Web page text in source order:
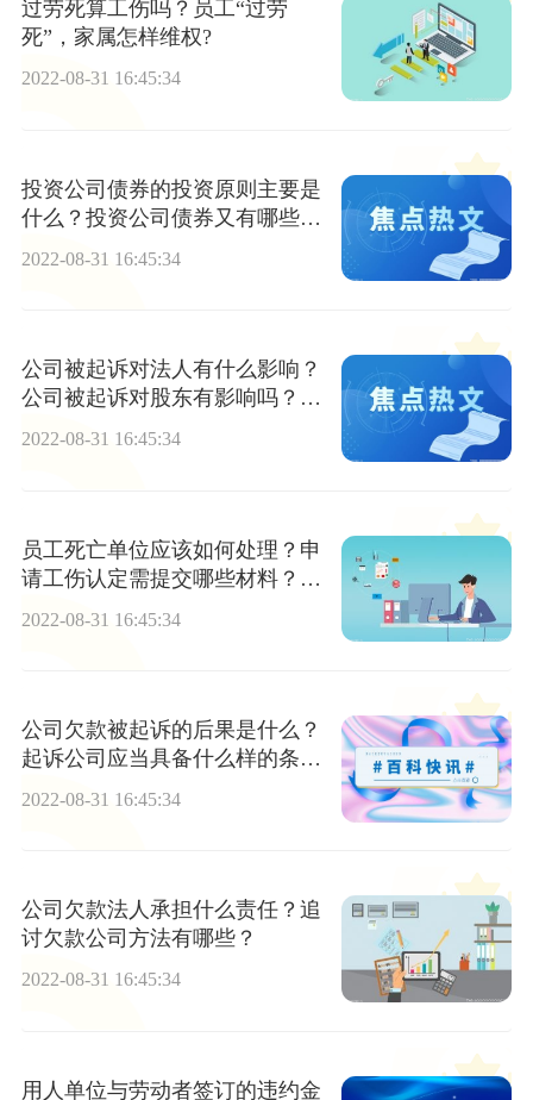
过劳死算工伤吗？员工“过劳
死”，家属怎样维权?
2022-08-31 16:45:34
投资公司债券的投资原则主要是
什么？投资公司债券又有哪些风
2022-08-31 16:45:34
公司被起诉对法人有什么影响？
公司被起诉对股东有影响吗？公
司被起诉能变更法人吗？
2022-08-31 16:45:34
员工死亡单位应该如何处理？申
请工伤认定需提交哪些材料？哪
2022-08-31 16:45:34
公司欠款被起诉的后果是什么？
起诉公司应当具备什么样的条
2022-08-31 16:45:34
公司欠款法人承担什么责任？追
讨欠款公司方法有哪些？
2022-08-31 16:45:34
用人单位与劳动者签订的违约金